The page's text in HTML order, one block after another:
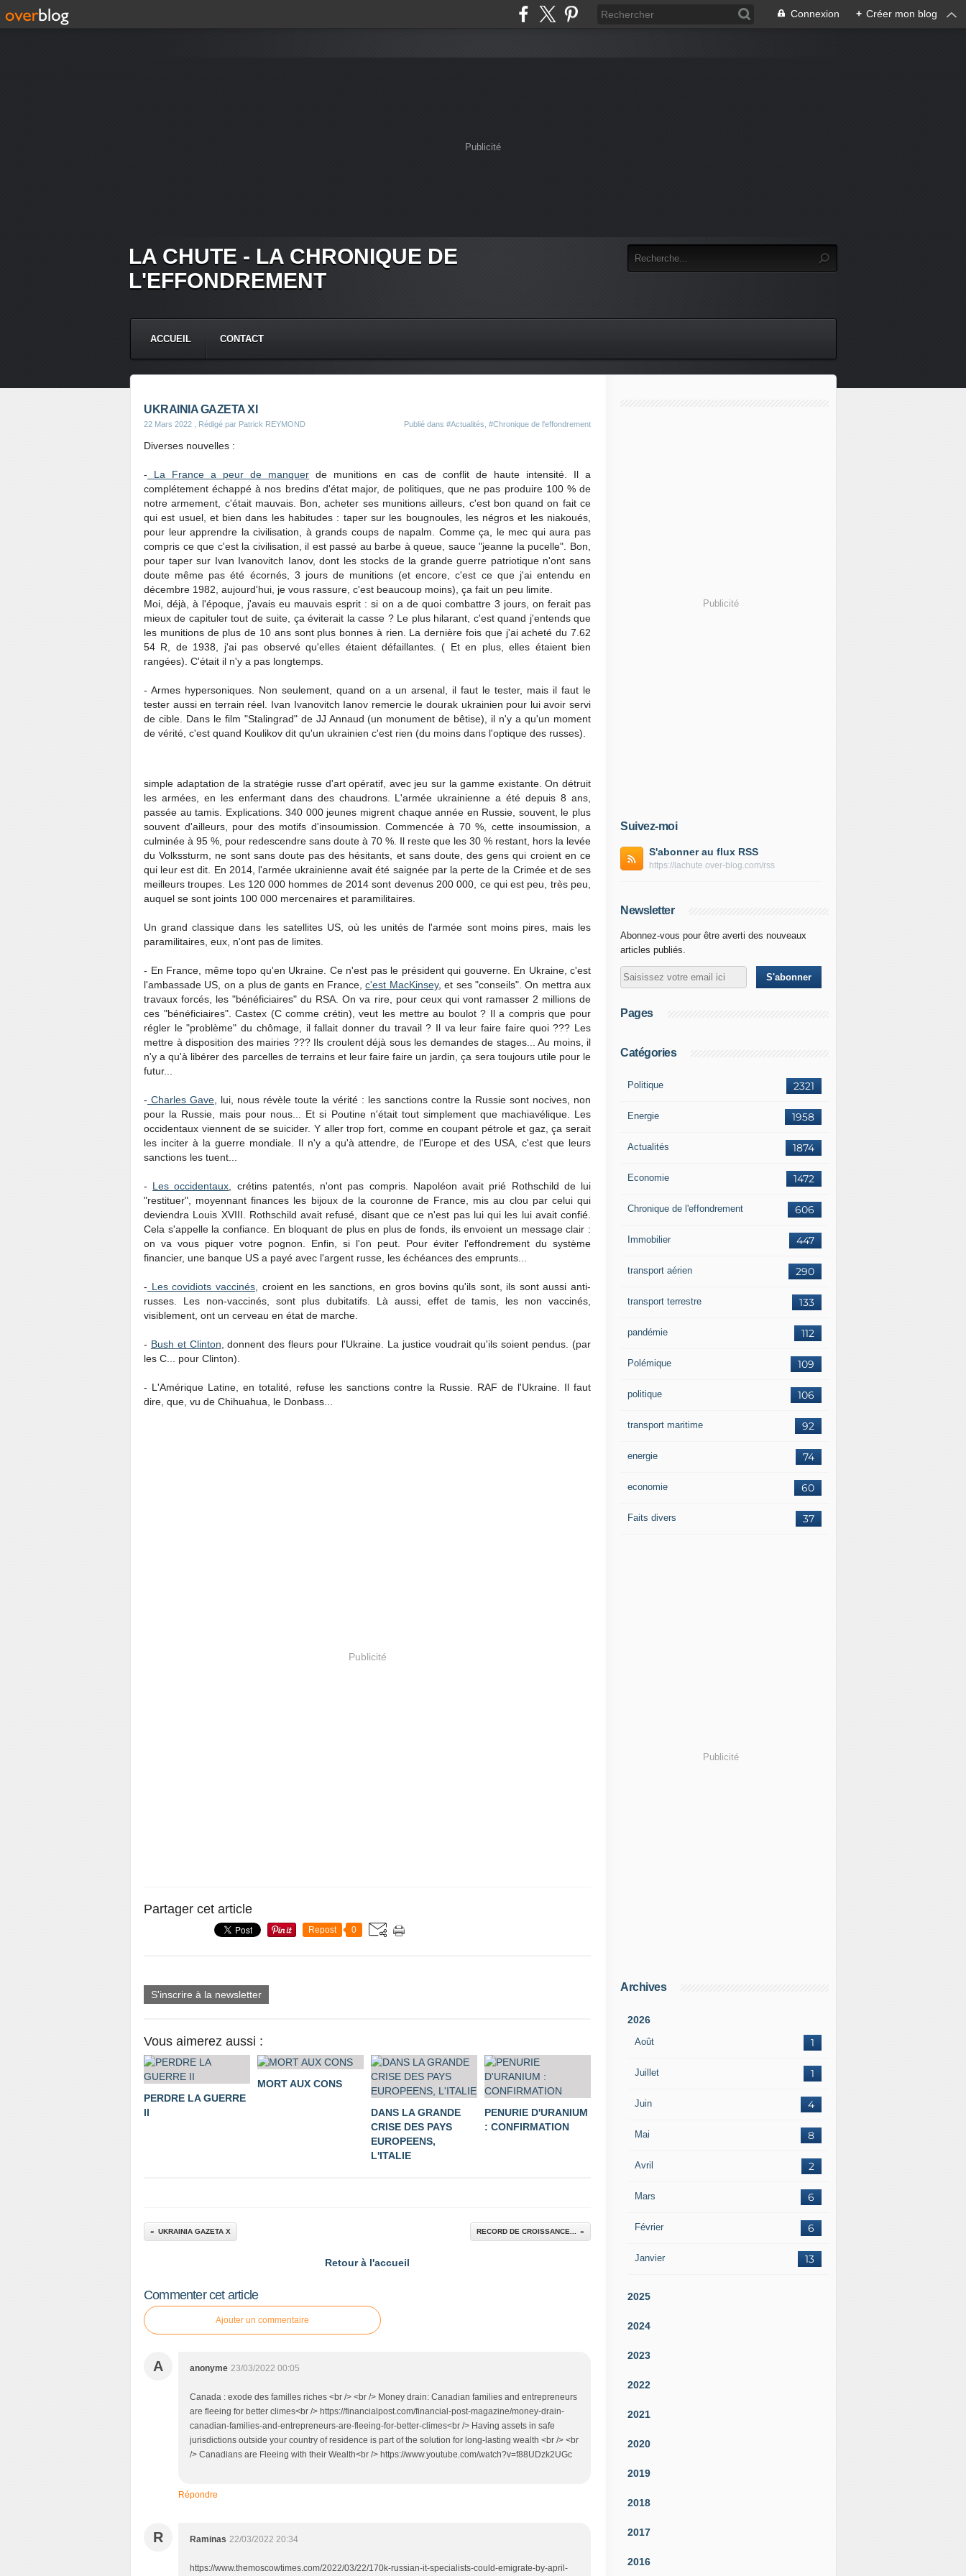
Connexion + Créer mon blog
Publicité
LA CHUTE - LA CHRONIQUE DE
L'EFFONDREMENT
ACCUEIL CONTACT
UKRAINIA GAZETA XI
22 Mars 2022 , Rédigé par Patrick REYMOND Publié dans #Actualités #Chronique de l'effondrement
Diverses nouvelles :
- La France a peur de manquer de munitions en cas de conflit de haute intensité. Il a
complétement échappé à nos bredins d'état major, de politiques, que ne pas produire 100 % de
notre armement, c'était mauvais. Bon, acheter ses munitions ailleurs, c'est bon quand on fait ce
qui est usuel, et bien dans les habitudes : taper sur les bougnoules, les négros et les niakoués,
pour leur apprendre la civilisation, à grands coups de napalm. Comme ça, le mec qui aura pas
compris ce que c'est la civilisation, il est passé au barbe à queue, sauce "jeanne la pucelle". Bon,
pour taper sur Ivan Ivanovitch Ianov, dont les stocks de la grande guerre patriotique n'ont sans
doute même pas été écornés, 3 jours de munitions (et encore, c'est ce que j'ai entendu en
décembre 1982, aujourd'hui, je vous rassure, c'est beaucoup moins), ça fait un peu limite.
Moi, déjà, à l'époque, j'avais eu mauvais esprit : si on a de quoi combattre 3 jours, on ferait pas
mieux de capituler tout de suite, ça éviterait la casse ? Le plus hilarant, c'est quand j'entends que
les munitions de plus de 10 ans sont plus bonnes à rien. La dernière fois que j'ai acheté du 7.62
54 R, de 1938, j'ai pas observé qu'elles étaient défaillantes. ( Et en plus, elles étaient bien
rangées). C'était il n'y a pas longtemps.
- Armes hypersoniques. Non seulement, quand on a un arsenal, il faut le tester, mais il faut le
tester aussi en terrain réel. Ivan Ivanovitch Ianov remercie le dourak ukrainien pour lui avoir servi
de cible. Dans le film "Stalingrad" de JJ Annaud (un monument de bêtise), il n'y a qu'un moment
de vérité, c'est quand Koulikov dit qu'un ukrainien c'est rien (du moins dans l'optique des russes).
simple adaptation de la stratégie russe d'art opératif, avec jeu sur la gamme existante. On détruit
les armées, en les enfermant dans des chaudrons. L'armée ukrainienne a été depuis 8 ans,
passée au tamis. Explications. 340 000 jeunes migrent chaque année en Russie, souvent, le plus
souvent d'ailleurs, pour des motifs d'insoumission. Commencée à 70 %, cette insoumission, a
culminée à 95 %, pour redescendre sans doute à 70 %. Il reste que les 30 % restant, hors la levée
du Volkssturm, ne sont sans doute pas des hésitants, et sans doute, des gens qui croient en ce
qui leur est dit. En 2014, l'armée ukrainienne avait été saignée par la perte de la Crimée et de ses
meilleurs troupes. Les 120 000 hommes de 2014 sont devenus 200 000, ce qui est peu, très peu,
auquel se sont joints 100 000 mercenaires et paramilitaires.
Un grand classique dans les satellites US, où les unités de l'armée sont moins pires, mais les
paramilitaires, eux, n'ont pas de limites.
- En France, même topo qu'en Ukraine. Ce n'est pas le président qui gouverne. En Ukraine, c'est
l'ambassade US, on a plus de gants en France,c'est MacKinsey, et ses "conseils". On mettra aux
travaux forcés, les "bénéficiaires" du RSA. On va rire, pour ceux qui vont ramasser 2 millions de
ces "bénéficiaires". Castex (C comme crétin), veut les mettre au boulot ? Il a compris que pour
régler le "problème" du chômage, il fallait donner du travail ? Il va leur faire faire quoi ??? Les
mettre à disposition des mairies ??? Ils croulent déjà sous les demandes de stages... Au moins, il
n'y a qu'à libérer des parcelles de terrains et leur faire faire un jardin, ça sera toujours utile pour le
futur...
- Charles Gave , lui, nous révèle toute la vérité : les sanctions contre la Russie sont nocives, non
pour la Russie, mais pour nous... Et si Poutine n'était tout simplement que machiavélique. Les
occidentaux viennent de se suicider. Y aller trop fort, comme en coupant pétrole et gaz, ça serait
les inciter à la guerre mondiale. Il n'y a qu'à attendre, de l'Europe et des USA, c'est que leurs
sanctions les tuent...
- Les occidentaux , crétins patentés, n'ont pas compris. Napoléon avait prié Rothschild de lui
"restituer", moyennant finances les bijoux de la couronne de France, mis au clou par celui qui
deviendra Louis XVIII. Rothschild avait refusé, disant que ce n'est pas lui qui les lui avait confié.
Cela s'appelle la confiance. En bloquant de plus en plus de fonds, ils envoient un message clair :
on va vous piquer votre pognon. Enfin, si l'on peut. Pour éviter l'effondrement du système
financier, une banque US a payé avec l'argent russe, les échéances des emprunts...
- Les covidiots vaccinés, croient en les sanctions, en gros bovins qu'ils sont, ils sont aussi anti-
russes. Les non-vaccinés, sont plus dubitatifs. Là aussi, effet de tamis, les non vaccinés,
visiblement, ont un cerveau en état de marche.
- Bush et Clinton , donnent des fleurs pour l'Ukraine. La justice voudrait qu'ils soient pendus. (par
les C... pour Clinton).
- L'Amérique Latine, en totalité, refuse les sanctions contre la Russie. RAF de l'Ukraine. Il faut
dire, que, vu de Chihuahua, le Donbass...
Publicité
Partager cet article
Repost 0
S'inscrire à la newsletter
Vous aimerez aussi :
PERDRE LA GUERRE
II
MORT AUX CONS
DANS LA GRANDE
CRISE DES PAYS
EUROPEENS,
L'ITALIE
PENURIE D'URANIUM
: CONFIRMATION
UKRAINIA GAZETA X RECORD DE CROISSANCE...
Retour à l'accueil
Commenter cet article
Ajouter un commentaire
A anonyme 23/03/2022 00:05
Canada : exode des familles riches <br /> <br /> Money drain: Canadian families and entrepreneurs
are fleeing for better climes<br /> https://financialpost.com/financial-post-magazine/money-drain-
canadian-families-and-entrepreneurs-are-fleeing-for-better-climes<br /> Having assets in safe
jurisdictions outside your country of residence is part of the solution for long-lasting wealth <br /> <br
/> Canadians are Fleeing with their Wealth<br /> https://www.youtube.com/watch?v=f88UDzk2UGc
Répondre
R Raminas 22/03/2022 20:34
https://www.themoscowtimes.com/2022/03/22/170k-russian-it-specialists-could-emigrate-by-april-
Publicité
Suivez-moi
S'abonner au flux RSS
https://lachute.over-blog.com/rss
Newsletter
Abonnez-vous pour être averti des nouveaux
articles publiés.
Pages
Catégories
2321
Politique
1958
Energie
1874
Actualités
1472
Economie
606
Chronique de l'effondrement
447
Immobilier
290
transport aérien
133
transport terrestre
112
pandémie
109
Polémique
106
politique
92
transport maritime
74
energie
60
economie
37
Faits divers
Publicité
Archives
2026
Août 1
Juillet 1
Juin 4
Mai 8
Avril 2
Mars 6
Février 6
Janvier 13
2025
2024
2023
2022
2021
2020
2019
2018
2017
2016